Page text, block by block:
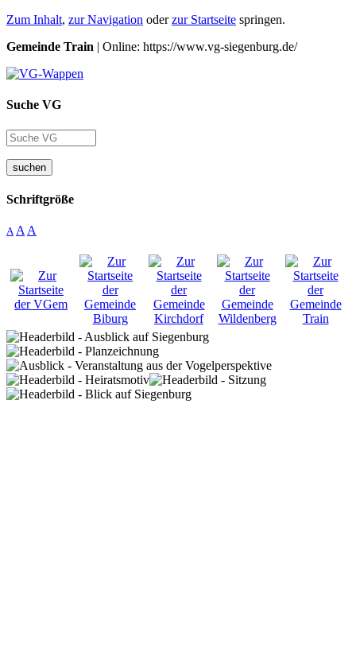
Zum Inhalt, zur Navigation oderzur Startseite springen.
Gemeinde Train | Online: https://www.vg-siegenburg.de/
Suche VG
suchen
Schriftgröße
A A A